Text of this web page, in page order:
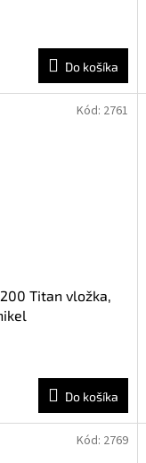
Do košíka
Titan vložka,
Do košíka
Kód: 2761
Kód: 2769